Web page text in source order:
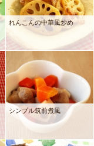
れんこんの中華風炒め
シンプル筑前煮風